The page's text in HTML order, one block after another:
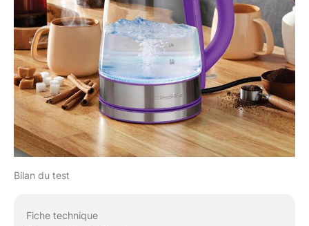
Bilan du test
Fiche technique